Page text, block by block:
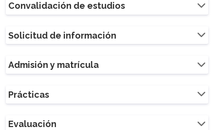
Convalidación de estudios
Solicitud de información
Admisión y matrícula
Prácticas
Evaluación